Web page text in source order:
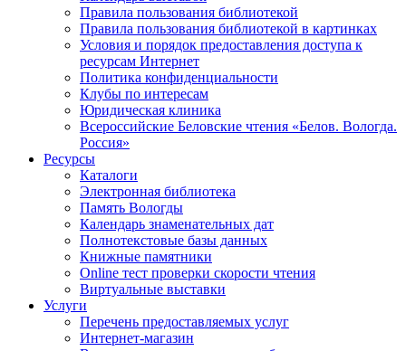
Правила пользования библиотекой
Правила пользования библиотекой в картинках
Условия и порядок предоставления доступа к
ресурсам Интернет
Политика конфиденциальности
Клубы по интересам
Юридическая клиника
Всероссийские Беловские чтения «Белов. Вологда.
Россия»
Ресурсы
Каталоги
Электронная библиотека
Память Вологды
Календарь знаменательных дат
Полнотекстовые базы данных
Книжные памятники
Online тест проверки скорости чтения
Виртуальные выставки
Услуги
Перечень предоставляемых услуг
Интернет-магазин